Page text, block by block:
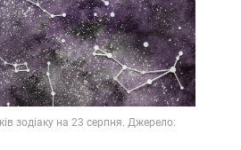
зодіаку на 23 серпня. Джерело: